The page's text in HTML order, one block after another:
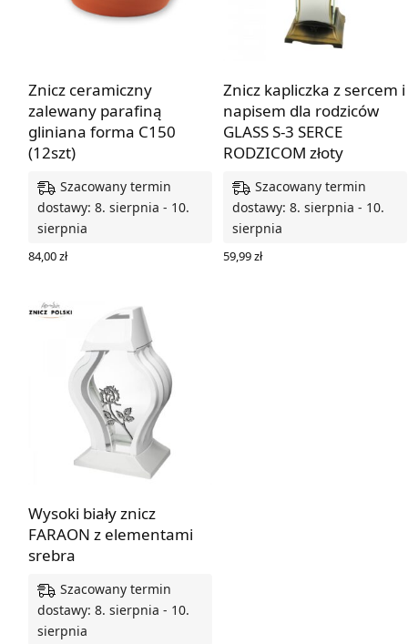
Znicz ceramiczny
zalewany parafiną
gliniana forma C150
(12szt)
Szacowany termin
dostawy: 8. sierpnia - 10.
sierpnia
84,00zł
Znicz kapliczka z sercem i
napisem dla rodziców
GLASS S-3 SERCE
RODZICOM złoty
Szacowany termin
dostawy: 8. sierpnia - 10.
sierpnia
59,99zł
Wysoki biały znicz
FARAON z elementami
srebra
Szacowany termin
dostawy: 8. sierpnia - 10.
sierpnia